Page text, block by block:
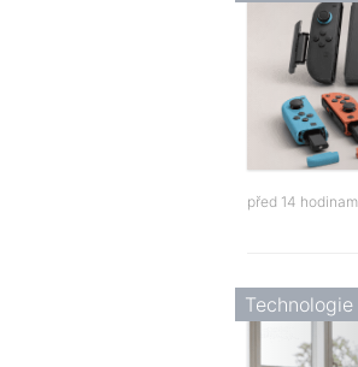
před 14
Technologie